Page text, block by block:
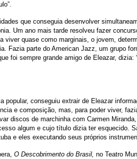
que conseguia desenvolver
Um ano mais tarde resolveu fazer
quase como marginais, o jovem,
Fazia parte do American Jazz, um grupo
foi sempre grande amigo de Eleazar,
conseguiu extrair de Eleazar
e composição, mas, para poder viver,
discos de marchinha com Carmen
algum e cujo título dizia ter esquecido.
e eles executando seus próprios
O Descobrimento do Brasil, no Teatro